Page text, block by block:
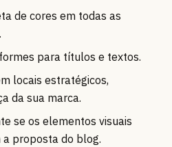
de cores em todas as
para títulos e textos.
locais estratégicos,
da sua marca.
se os elementos visuais
proposta do blog.